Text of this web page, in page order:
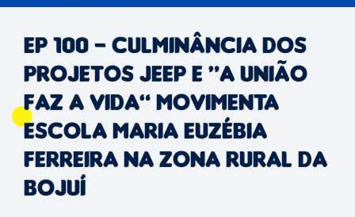
EP 100 - Culminância dos
Projetos JEEP e “A União
Faz a Vida” movimenta
Escola Maria Euzébia
Ferreira na zona rural da
Bojuí